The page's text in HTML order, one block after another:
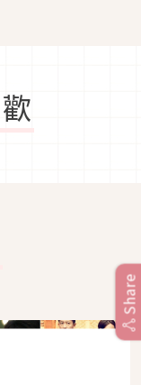
Share